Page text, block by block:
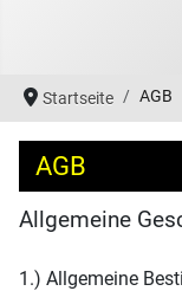
Startseite AGB
AGB
Allgemeine
1.) Allgemeine